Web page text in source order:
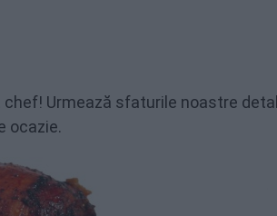
Urmează sfaturile noastre
ocazie.